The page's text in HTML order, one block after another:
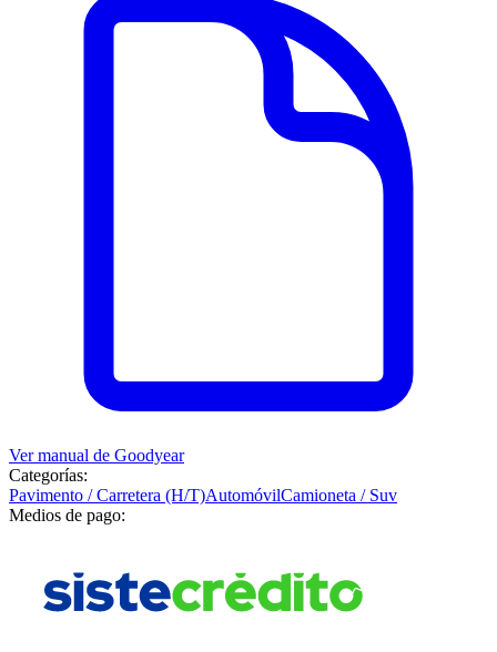
Ver manual de Goodyear
Categorías:
Pavimento / Carretera (H/T)AutomóvilCamioneta / Suv
Medios de pago: